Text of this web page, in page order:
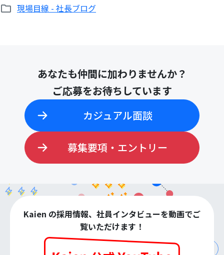
現場目線 - 社長ブログ
あなたも仲間に加わりませんか？
ご応募をお待ちしています
カジュアル面談
募集要項・エントリー
Kaien の採用情報、社員インタビューを動画でご
覧いただけます！